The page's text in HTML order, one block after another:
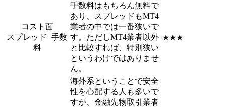
コスト面
スプレッド+手数
料
手数料はもちろん無料で
あり、スプレッドもMT4
業者の中では一番狭いで
す。ただしMT4業者以外
と比較すれば、特別狭い
というわけではありませ
ん。
★★★
海外系ということで安全
性を心配する人も多いで
すが、金融先物取引業者